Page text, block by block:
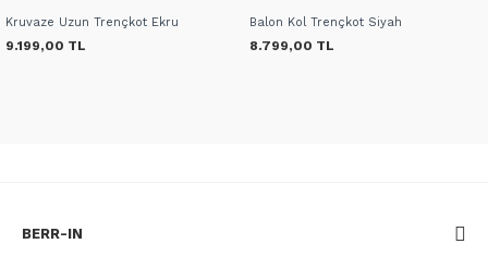
Kruvaze Uzun Trençkot Ekru
9.199,00 TL
Balon Kol Trençkot Siyah
8.799,00 TL
BERR-IN